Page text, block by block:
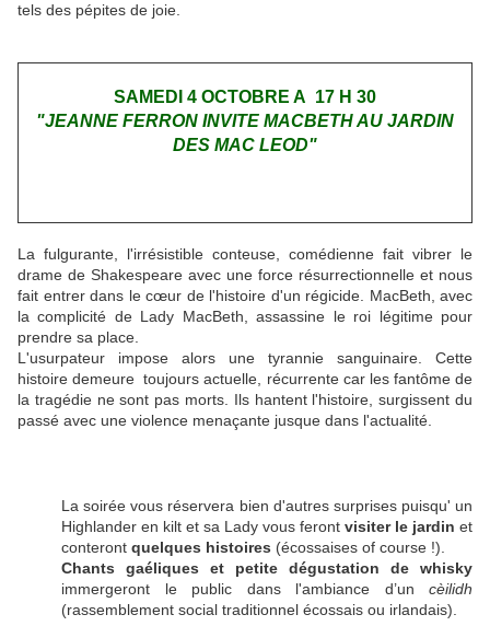
tels des pépites de joie.
SAMEDI 4 OCTOBRE A 17 H 30
"JEANNE FERRON INVITE MACBETH AU JARDIN
DES MAC LEOD"
La fulgurante, l'irrésistible conteuse, comédienne fait vibrer le
drame de Shakespeare avec une force résurrectionnelle et nous
fait entrer dans le cœur de l'histoire d'un régicide. MacBeth, avec
la complicité de Lady MacBeth, assassine le roi légitime pour
prendre sa place.
L'usurpateur impose alors une tyrannie sanguinaire. Cette
histoire demeure toujours actuelle, récurrente car les fantôme de
la tragédie ne sont pas morts. Ils hantent l'histoire, surgissent du
passé avec une violence menaçante jusque dans l'actualité.
La soirée vous réservera bien d'autres surprises puisqu' un
Highlander en kilt et sa Lady vous feront visiter le jardin et
conteront quelques histoires (écossaises of course !).
Chants gaéliques et petite dégustation de whisky
immergeront le public dans l'ambiance d’un cèilidh
(rassemblement social traditionnel écossais ou irlandais).